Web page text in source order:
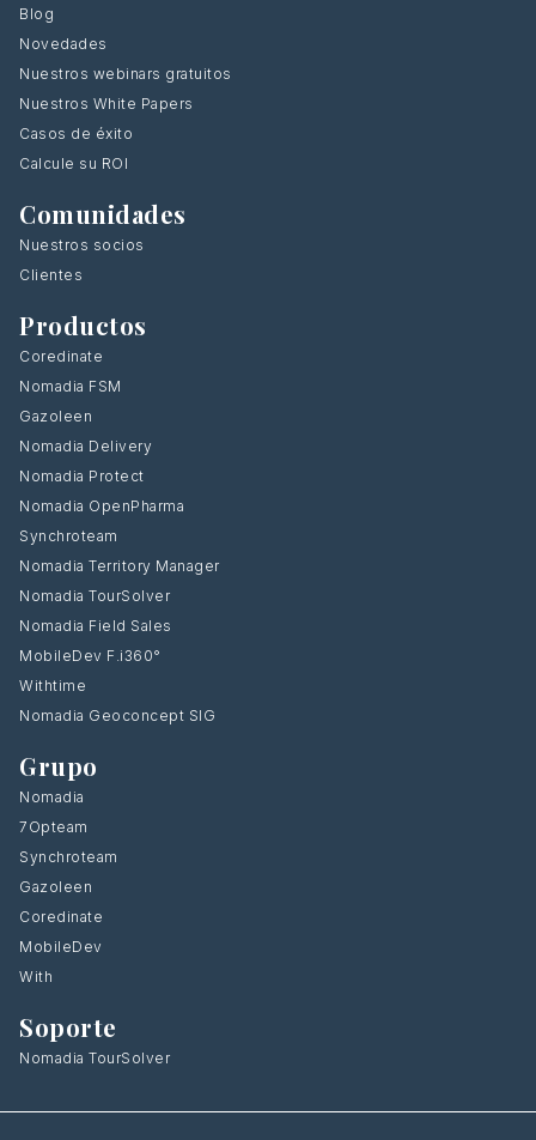
Blog
Novedades
Nuestros webinars gratuitos
Nuestros White Papers
Casos de éxito
Calcule su ROI
Comunidades
Nuestros socios
Clientes
Productos
Coredinate
Nomadia FSM
Gazoleen
Nomadia Delivery
Nomadia Protect
Nomadia OpenPharma
Synchroteam
Nomadia Territory Manager
Nomadia TourSolver
Nomadia Field Sales
MobileDev F.i360°
Withtime
Nomadia Geoconcept SIG
Grupo
Nomadia
7Opteam
Synchroteam
Gazoleen
Coredinate
MobileDev
With
Soporte
Nomadia TourSolver